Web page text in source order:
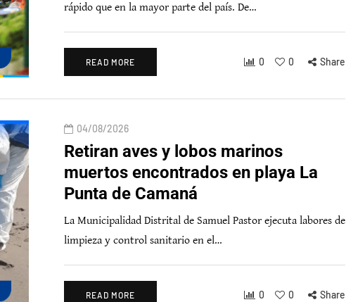
rápido que en la mayor parte del país. De…
READ MORE 0 0 Share
04/08/2026
Retiran aves y lobos marinos
muertos encontrados en playa La
Punta de Camaná
La Municipalidad Distrital de Samuel Pastor ejecuta labores de
limpieza y control sanitario en el…
READ MORE 0 0 Share